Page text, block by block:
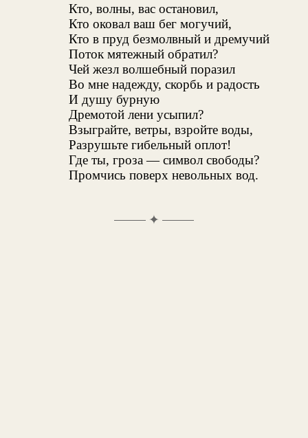
Кто, волны, вас остановил,
Кто оковал ваш бег могучий,
Кто в пруд безмолвный и дремучий
Поток мятежный обратил?
Чей жезл волшебный поразил
Во мне надежду, скорбь и радость
И душу бурную
Дремотой лени усыпил?
Взыграйте, ветры, взройте воды,
Разрушьте гибельный оплот!
Где ты, гроза — символ свободы?
Промчись поверх невольных вод.
✦